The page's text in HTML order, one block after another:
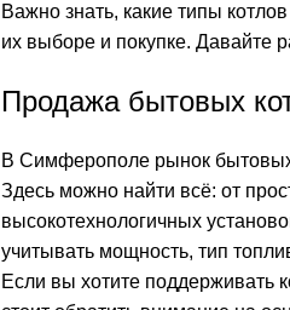
Важно знать, какие типы
их выборе и покупке. Давайте
Продажа бытовых
В Симферополе рынок бытовых
Здесь можно найти всё: от
высокотехнологичных
учитывать мощность, тип
Если вы хотите поддерживать